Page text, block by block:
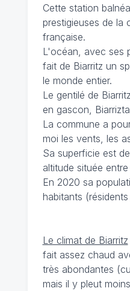
Cette station
prestigieuses de la
française.
L'océan, avec ses
fait de Biarritz un
le monde entier.
Le gentilé de
en gascon,
La commune a
moi les vents, les
Sa superficie est
altitude située
En 2020 sa
habitants
Le climat de Biarritz
fait assez chaud
très abondantes
mais il y pleut